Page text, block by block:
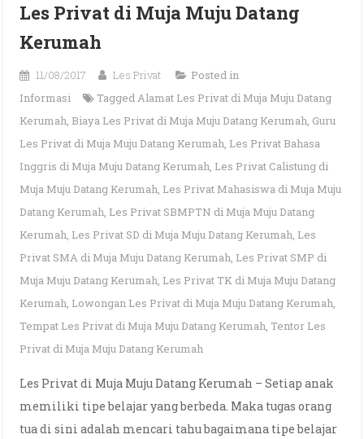
Les Privat di Muja Muju Datang
Kerumah
11/08/2017 Les Privat
Posted in
Informasi
TaggedAlamat Les Privat di Muja Muju Datang
Kerumah, Biaya Les Privat di Muja Muju Datang Kerumah, Guru
Les Privat di Muja Muju Datang Kerumah, Les Privat Bahasa
Inggris di Muja Muju Datang Kerumah, Les Privat Calistung di
Muja Muju Datang Kerumah, Les Privat Mahasiswa di Muja Muju
Datang Kerumah, Les Privat SBMPTN di Muja Muju Datang
Kerumah, Les Privat SD di Muja Muju Datang Kerumah, Les
Privat SMA di Muja Muju Datang Kerumah, Les Privat SMP di
Muja Muju Datang Kerumah, Les Privat TK di Muja Muju Datang
Kerumah, Lowongan Les Privat di Muja Muju Datang Kerumah,
Tempat Les Privat di Muja Muju Datang Kerumah, Tentor Les
Privat di Muja Muju Datang Kerumah
Les Privat di Muja Muju Datang Kerumah – Setiap anak
memiliki tipe belajar yang berbeda. Maka tugas orang
tua di sini adalah mencari tahu bagaimana tipe belajar